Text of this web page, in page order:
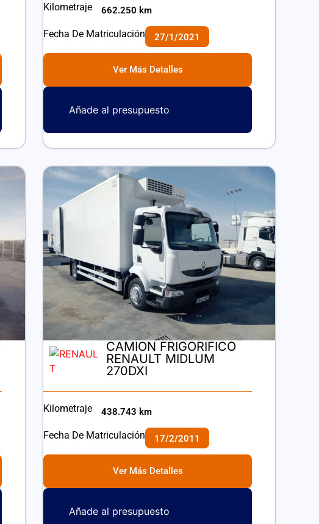
Kilometraje 662.250 km
Fecha De Matriculación 27/1/2021
Ver Más Detalles
Añade al presupuesto
CAMION FRIGORIFICO
RENAULT MIDLUM
270DXI
Kilometraje 438.743 km
Fecha De Matriculación 17/2/2011
Ver Más Detalles
Añade al presupuesto